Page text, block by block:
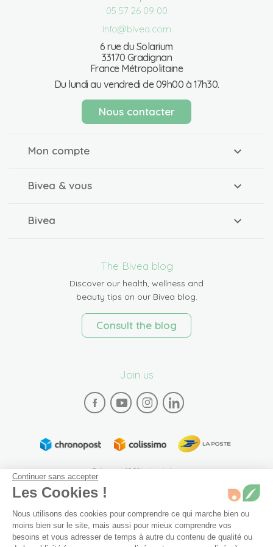
05 57 26 09 00
info@bivea.com
6 rue du Solarium
33170 Gradignan
France Métropolitaine
Du lundi au vendredi de 09h00 à 17h30.
Nous contacter
Mon compte
Bivea & vous
Bivea
The Bivea blog
Discover our health, wellness and
beauty tips on our Bivea blog.
Consult the blog
Join us
Paiement 100% sécurisé
Continuer sans accepter
Les Cookies !
Nous utilisons des cookies pour comprendre ce qui marche bien ou
moins bien sur le site, mais aussi pour mieux comprendre vos
besoins et vous adresser de temps à autre du contenu de qualité ou